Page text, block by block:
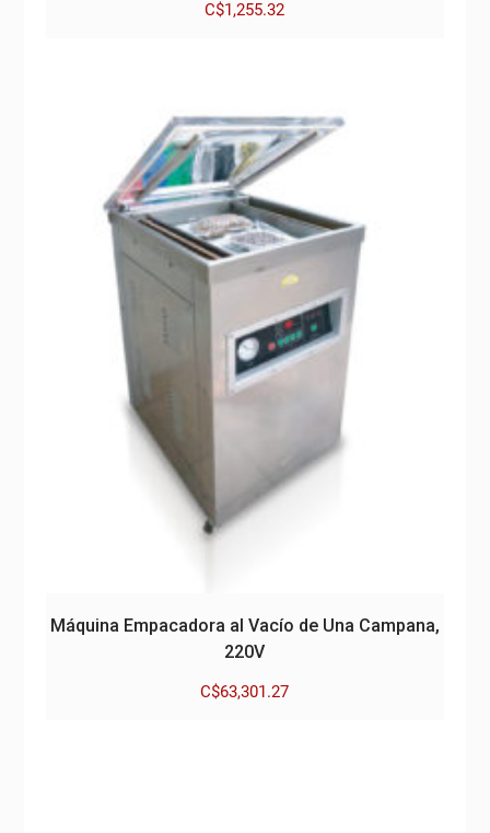
C$1,255.32
Máquina Empacadora al Vacío de Una Campana,
220V
C$63,301.27